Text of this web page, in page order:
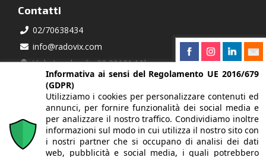
Contatti
02/70638434
info@radovix.com
Viale Lombardia 32 20131 Milano
Partner
Federazione Italiana Mediatori Agenti d'Affari
Richiedi informazioni
Informativa ai sensi del Regolamento UE 2016/679
(GDPR)
Utilizziamo i cookies per personalizzare contenuti ed
annunci, per fornire funzionalità dei social media e
per analizzare il nostro traffico. Condividiamo inoltre
informazioni sul modo in cui utilizza il nostro sito con
i nostri partner che si occupano di analisi dei dati
web, pubblicità e social media, i quali potrebbero